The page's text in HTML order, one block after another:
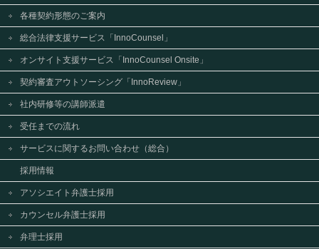
各種契約形態のご案内
総合法律支援サービス「InnoCounsel」
オンサイト支援サービス「InnoCounsel Onsite」
契約審査アウトソーシング「InnoReview」
社内研修等の講師派遣
受任までの流れ
サービスに関するお問い合わせ（総合）
採用情報
アソシエイト弁護士採用
カウンセル弁護士採用
弁理士採用